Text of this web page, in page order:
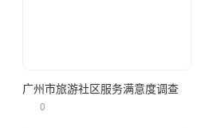
广州市旅游社区服务满意度调查
0